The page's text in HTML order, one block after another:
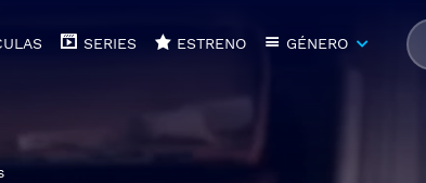
SERIES ESTRENO GÉNERO